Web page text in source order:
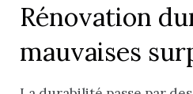
Rénovation
mauvaises